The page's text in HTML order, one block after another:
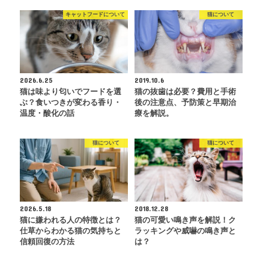
キャットフードについて
2026.6.25
猫は味より匂いでフードを選
ぶ？食いつきが変わる香り・
温度・酸化の話
猫について
2019.10.6
猫の抜歯は必要？費用と手術
後の注意点、予防策と早期治
療を解説。
猫について
2026.5.18
猫に嫌われる人の特徴とは？
仕草からわかる猫の気持ちと
信頼回復の方法
猫について
2018.12.28
猫の可愛い鳴き声を解説！ク
ラッキングや威嚇の鳴き声と
は？